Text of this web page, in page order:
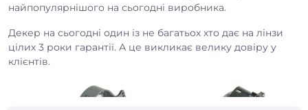
найпопулярнішого на сьогодні виробника.
Декер на сьогодні один із не багатьох хто дає на лінзи
цілих 3 роки гарантії. А це викликає велику довіру у
клієнтів.